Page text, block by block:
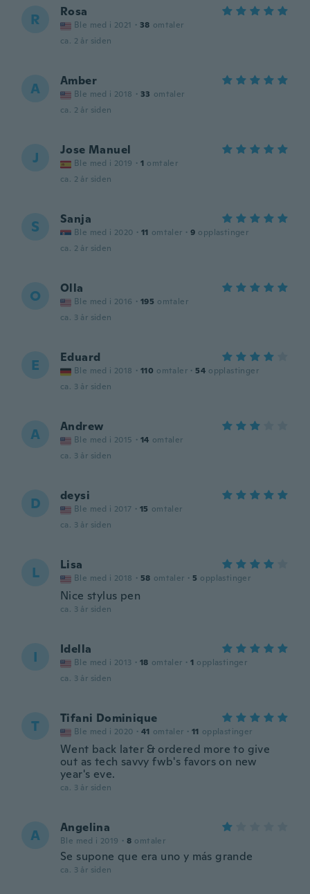
R Rosa
Ble med i 2021 · 38 omtaler
ca. 2 år siden
A Amber
Ble med i 2018 · 33 omtaler
ca. 2 år siden
J Jose Manuel
Ble med i 2019 · 1 omtaler
ca. 2 år siden
S Sanja
Ble med i 2020 · 11 omtaler · 9 opplastinger
ca. 2 år siden
O Olla
Ble med i 2016 · 195 omtaler
ca. 3 år siden
E Eduard
Ble med i 2018 · 110 omtaler · 54 opplastinger
ca. 3 år siden
A Andrew
Ble med i 2015 · 14 omtaler
ca. 3 år siden
D deysi
Ble med i 2017 · 15 omtaler
ca. 3 år siden
L Lisa
Ble med i 2018 · 58 omtaler · 5 opplastinger
Nice stylus pen
ca. 3 år siden
I Idella
Ble med i 2013 · 18 omtaler · 1 opplastinger
ca. 3 år siden
T Tifani Dominique
Ble med i 2020 · 41 omtaler · 11 opplastinger
Went back later & ordered more to give
out as tech savvy fwb's favors on new
year's eve.
ca. 3 år siden
A Angelina
Ble med i 2019 · 8 omtaler
Se supone que era uno y más grande
ca. 3 år siden